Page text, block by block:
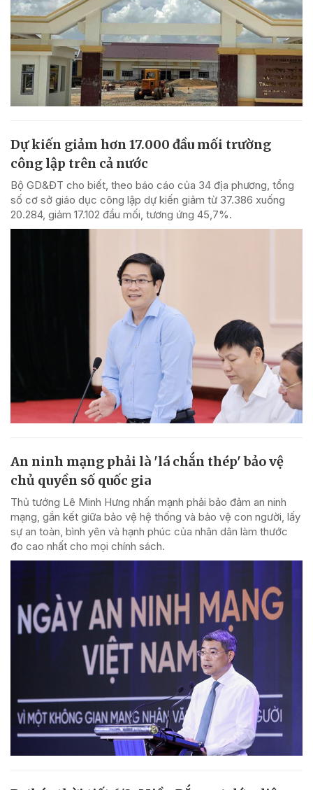
Dự kiến giảm hơn 17.000 đầu mối trường
công lập trên cả nước
Bộ GD&ĐT cho biết, theo báo cáo của 34 địa phương, tổng
số cơ sở giáo dục công lập dự kiến giảm từ 37.386 xuống
20.284, giảm 17.102 đầu mối, tương ứng 45,7%.
An ninh mạng phải là 'lá chắn thép' bảo vệ
chủ quyền số quốc gia
Thủ tướng Lê Minh Hưng nhấn mạnh phải bảo đảm an ninh
mạng, gắn kết giữa bảo vệ hệ thống và bảo vệ con người, lấy
sự an toàn, bình yên và hạnh phúc của nhân dân làm thước
đo cao nhất cho mọi chính sách.